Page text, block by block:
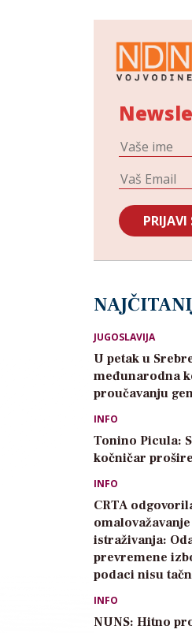
JUGOSLAVIJA
U petak u
međunarodna
proučavanju
INFO
Tonino Picula:
kočničar
INFO
CRTA
istraživanja:
prevremene
podaci nisu
INFO
NUNS: Hitno